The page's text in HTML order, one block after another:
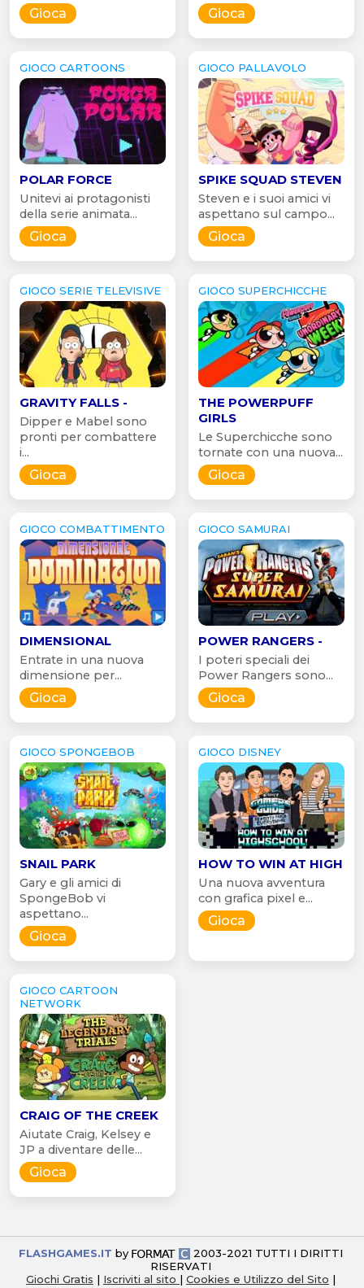
Gioca Gioca
GIOCO CARTOONS
POLAR FORCE
Unitevi ai protagonisti
della serie animata...
Gioca
GIOCO PALLAVOLO
SPIKE SQUAD STEVEN
Steven e i suoi amici vi
aspettano sul campo...
Gioca
GIOCO SERIE TELEVISIVE
GRAVITY FALLS -
Dipper e Mabel sono
pronti per combattere
i...
Gioca
GIOCO SUPERCHICCHE
THE POWERPUFF
GIRLS
Le Superchicche sono
tornate con una nuova...
Gioca
GIOCO COMBATTIMENTO
DIMENSIONAL
Entrate in una nuova
dimensione per...
Gioca
GIOCO SAMURAI
POWER RANGERS -
I poteri speciali dei
Power Rangers sono...
Gioca
GIOCO SPONGEBOB
SNAIL PARK
Gary e gli amici di
SpongeBob vi
aspettano...
Gioca
GIOCO DISNEY
HOW TO WIN AT HIGH
Una nuova avventura
con grafica pixel e...
Gioca
GIOCO CARTOON
NETWORK
CRAIG OF THE CREEK
Aiutate Craig, Kelsey e
JP a diventare delle...
Gioca
FLASHGAMES.IT by
2003-2021 TUTTI I DIRITTI
RISERVATI
Giochi Gratis | Iscriviti al sito | Cookies e Utilizzo del Sito |